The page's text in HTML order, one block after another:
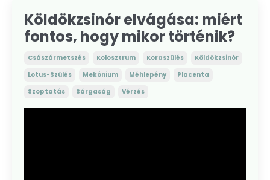
Köldökzsinór elvágása: miért
fontos, hogy mikor történik?
Császármetszés Kolosztrum Koraszülés
Köldökzsinór
Lotus-Szülés
Mekónium Méhlepény
Placenta
Szoptatás
Sárgaság Vérzés